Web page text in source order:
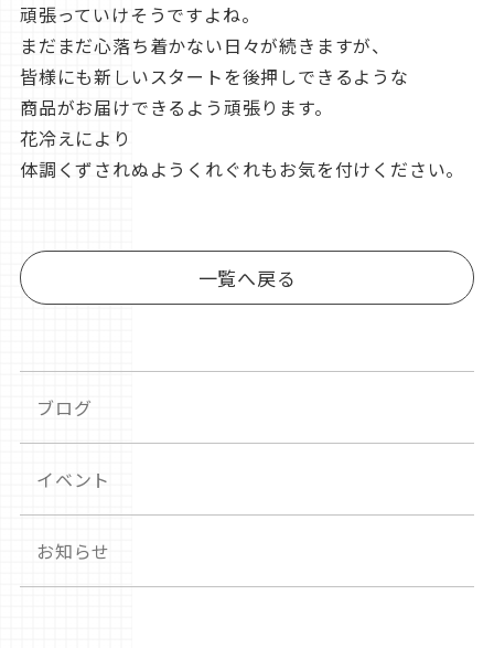
頑張っていけそうですよね。
まだまだ心落ち着かない日々が続きますが、
皆様にも新しいスタートを後押しできるような
商品がお届けできるよう頑張ります。
花冷えにより
体調くずされぬようくれぐれもお気を付けください。
一覧へ戻る
ブログ
イベント
お知らせ